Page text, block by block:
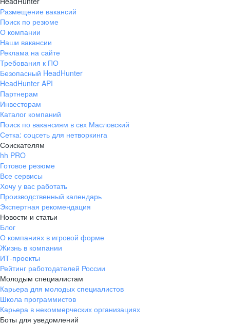
Размещение вакансий
Поиск по резюме
О компании
Наши вакансии
Реклама на сайте
Требования к ПО
Безопасный HeadHunter
HeadHunter API
Партнерам
Инвесторам
Каталог компаний
Поиск по вакансиям в свх Масловский
Сетка: соцсеть для нетворкинга
Соискателям
hh PRO
Готовое резюме
Все сервисы
Хочу у вас работать
Производственный календарь
Экспертная рекомендация
Новости и статьи
Блог
О компаниях в игровой форме
Жизнь в компании
ИТ-проекты
Рейтинг работодателей России
Молодым специалистам
Карьера для молодых специалистов
Школа программистов
Карьера в некоммерческих организациях
Боты для уведомлений